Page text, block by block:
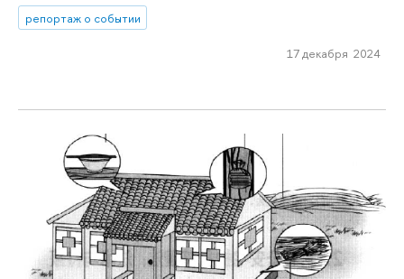
репортаж о событии
17 декабря 2024